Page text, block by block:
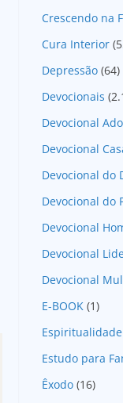
Crescendo na
Cura Interior
Depressão (64)
Devocionais
Devocional
Devocional
Devocional do
Devocional do
Devocional
Devocional
Devocional
E-BOOK (1)
Espiritualidade
Estudo para
Êxodo (16)